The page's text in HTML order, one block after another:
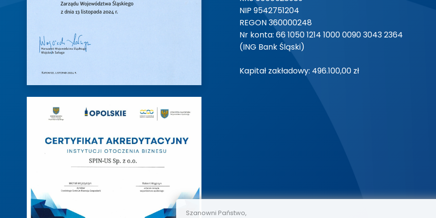
NIP 9542751204
REGON 360000248
Nr konta: 66 1050 1214 1000 0090 3043 2364
(ING Bank Śląski)
Kapitał zakładowy: 496.100,00 zł
Szanowni Państwo,